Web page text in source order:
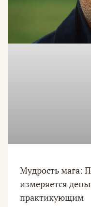
Мудрость мага:
измеряется
практикующим